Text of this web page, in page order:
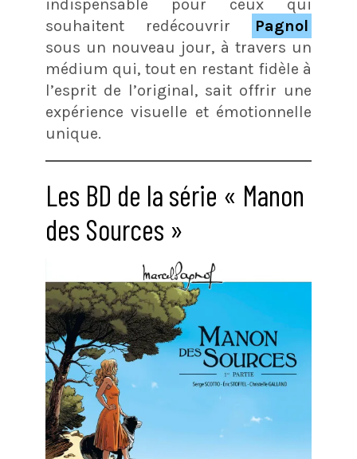
indispensable pour ceux qui
souhaitent redécouvrir
Pagnol
sous un nouveau jour, à travers un
médium qui, tout en restant fidèle à
l’esprit de l’original, sait offrir une
expérience visuelle et émotionnelle
unique.
Les BD de la série « Manon
des Sources »